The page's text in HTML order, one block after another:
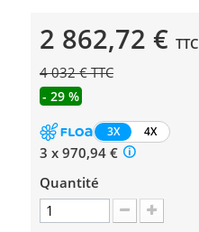
2 862,72 € TTC
4 032 € TTC
- 29 %
3X 4X
3 x 970,94 €
Quantité